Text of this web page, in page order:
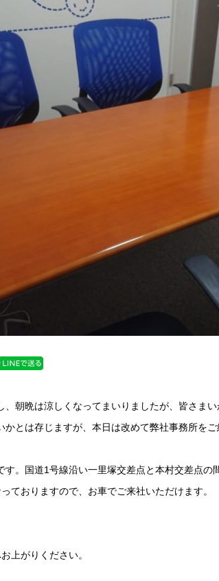
、朝晩は涼しくなってまいりましたが、皆さまい
かとは存じますが、本日は改めて弊社事務所をご
す。国道1号線沿い一里塚交差点と本村交差点の
ておりますので、お車でご来社いただけます。
上がりください。